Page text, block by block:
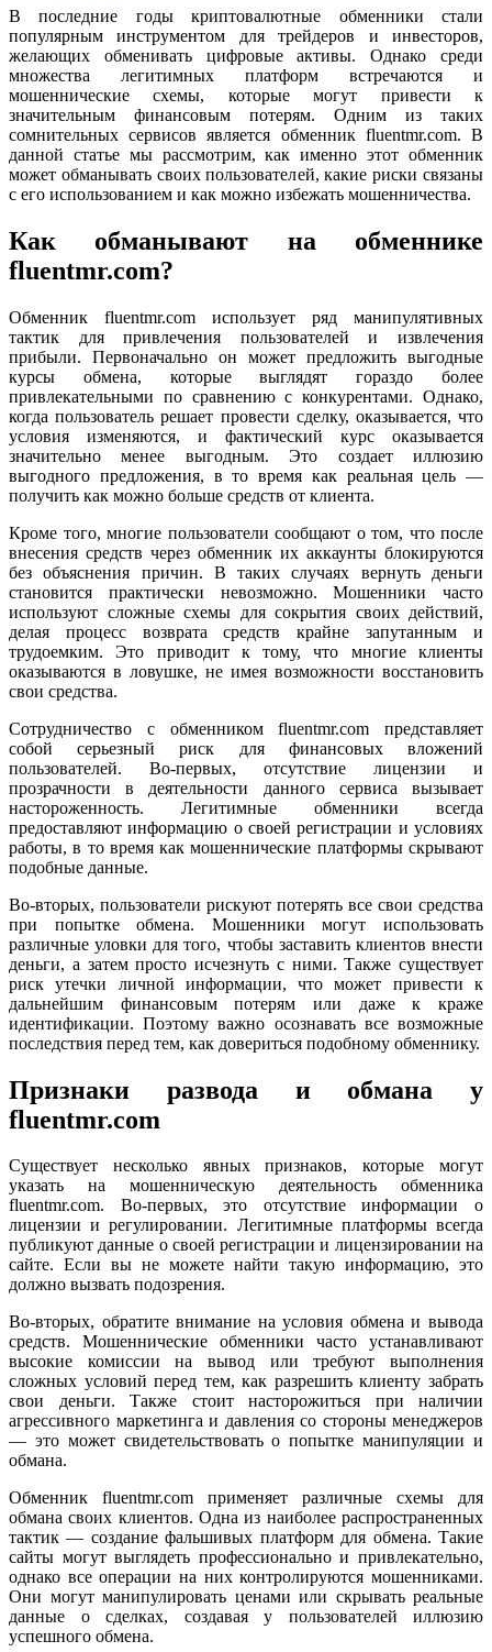
В последние годы криптовалютные обменники стали
популярным инструментом для трейдеров и инвесторов,
желающих обменивать цифровые активы. Однако среди
множества легитимных платформ встречаются и
мошеннические схемы, которые могут привести к
значительным финансовым потерям. Одним из таких
сомнительных сервисов является обменник fluentmr.com. В
данной статье мы рассмотрим, как именно этот обменник
может обманывать своих пользователей, какие риски связаны
с его использованием и как можно избежать мошенничества.
Как обманывают на обменнике
fluentmr.com?
Обменник fluentmr.com использует ряд манипулятивных
тактик для привлечения пользователей и извлечения
прибыли. Первоначально он может предложить выгодные
курсы обмена, которые выглядят гораздо более
привлекательными по сравнению с конкурентами. Однако,
когда пользователь решает провести сделку, оказывается, что
условия изменяются, и фактический курс оказывается
значительно менее выгодным. Это создает иллюзию
выгодного предложения, в то время как реальная цель —
получить как можно больше средств от клиента.
Кроме того, многие пользователи сообщают о том, что после
внесения средств через обменник их аккаунты блокируются
без объяснения причин. В таких случаях вернуть деньги
становится практически невозможно. Мошенники часто
используют сложные схемы для сокрытия своих действий,
делая процесс возврата средств крайне запутанным и
трудоемким. Это приводит к тому, что многие клиенты
оказываются в ловушке, не имея возможности восстановить
свои средства.
Сотрудничество с обменником fluentmr.com представляет
собой серьезный риск для финансовых вложений
пользователей. Во-первых, отсутствие лицензии и
прозрачности в деятельности данного сервиса вызывает
настороженность. Легитимные обменники всегда
предоставляют информацию о своей регистрации и условиях
работы, в то время как мошеннические платформы скрывают
подобные данные.
Во-вторых, пользователи рискуют потерять все свои средства
при попытке обмена. Мошенники могут использовать
различные уловки для того, чтобы заставить клиентов внести
деньги, а затем просто исчезнуть с ними. Также существует
риск утечки личной информации, что может привести к
дальнейшим финансовым потерям или даже к краже
идентификации. Поэтому важно осознавать все возможные
последствия перед тем, как довериться подобному обменнику.
Признаки развода и обмана у
fluentmr.com
Существует несколько явных признаков, которые могут
указать на мошенническую деятельность обменника
fluentmr.com. Во-первых, это отсутствие информации о
лицензии и регулировании. Легитимные платформы всегда
публикуют данные о своей регистрации и лицензировании на
сайте. Если вы не можете найти такую информацию, это
должно вызвать подозрения.
Во-вторых, обратите внимание на условия обмена и вывода
средств. Мошеннические обменники часто устанавливают
высокие комиссии на вывод или требуют выполнения
сложных условий перед тем, как разрешить клиенту забрать
свои деньги. Также стоит насторожиться при наличии
агрессивного маркетинга и давления со стороны менеджеров
— это может свидетельствовать о попытке манипуляции и
обмана.
Обменник fluentmr.com применяет различные схемы для
обмана своих клиентов. Одна из наиболее распространенных
тактик — создание фальшивых платформ для обмена. Такие
сайты могут выглядеть профессионально и привлекательно,
однако все операции на них контролируются мошенниками.
Они могут манипулировать ценами или скрывать реальные
данные о сделках, создавая у пользователей иллюзию
успешного обмена.